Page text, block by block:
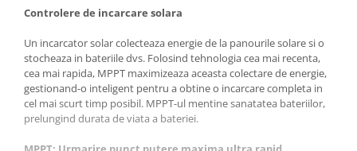
Controlere de incarcare solara
Un incarcator solar colecteaza energie de la panourile solare si o
stocheaza in bateriile dvs. Folosind tehnologia cea mai recenta,
cea mai rapida, MPPT maximizeaza aceasta colectare de energie,
gestionand-o inteligent pentru a obtine o incarcare completa in
cel mai scurt timp posibil. MPPT-ul mentine sanatatea bateriilor,
prelungind durata de viata a bateriei.